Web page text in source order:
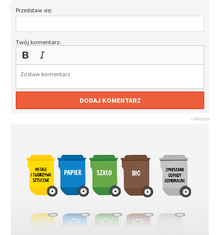
Przedstaw się:
Twój komentarz:
DODAJ KOMENTARZ